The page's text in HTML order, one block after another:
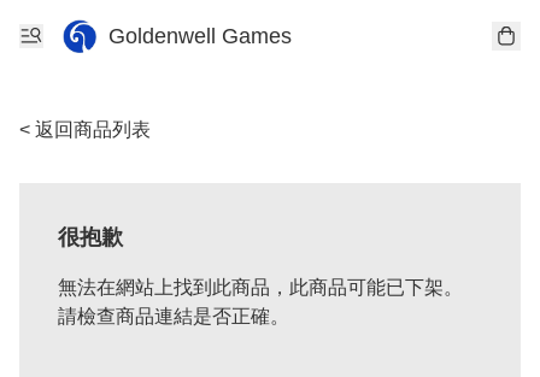
Goldenwell Games
< 返回商品列表
很抱歉
無法在網站上找到此商品，此商品可能已下架。
請檢查商品連結是否正確。